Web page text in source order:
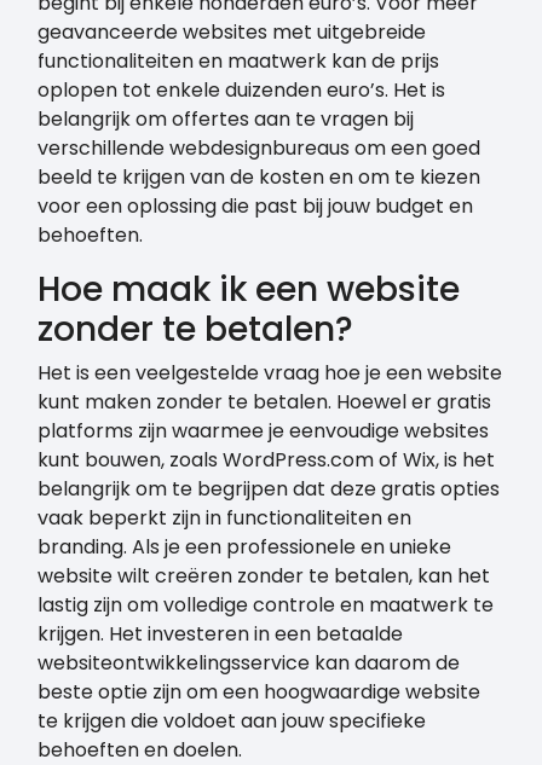
geavanceerde websites met uitgebreide
functionaliteiten en maatwerk kan de prijs
oplopen tot enkele duizenden euro’s. Het is
belangrijk om offertes aan te vragen bij
verschillende webdesignbureaus om een goed
beeld te krijgen van de kosten en om te kiezen
voor een oplossing die past bij jouw budget en
behoeften.
Hoe maak ik een website
zonder te betalen?
Het is een veelgestelde vraag hoe je een website
kunt maken zonder te betalen. Hoewel er gratis
platforms zijn waarmee je eenvoudige websites
kunt bouwen, zoals WordPress.com of Wix, is het
belangrijk om te begrijpen dat deze gratis opties
vaak beperkt zijn in functionaliteiten en
branding. Als je een professionele en unieke
website wilt creëren zonder te betalen, kan het
lastig zijn om volledige controle en maatwerk te
krijgen. Het investeren in een betaalde
websiteontwikkelingsservice kan daarom de
beste optie zijn om een hoogwaardige website
te krijgen die voldoet aan jouw specifieke
behoeften en doelen.